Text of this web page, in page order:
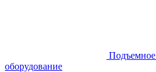
Подъемное
оборудование